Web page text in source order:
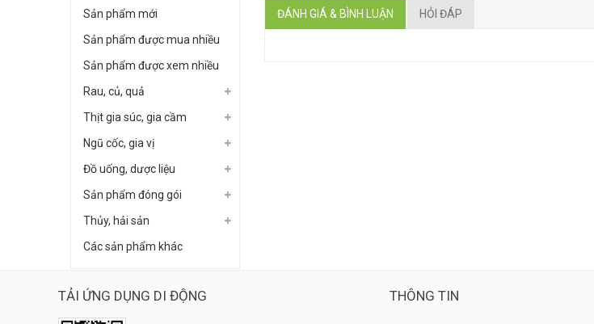
Sản phẩm mới
Sản phẩm được mua nhiều
Sản phẩm được xem nhiều
Rau, củ, quả
Thịt gia súc, gia cầm
Ngũ cốc, gia vị
Đồ uống, dược liệu
Sản phẩm đóng gói
Thủy, hải sản
Các sản phẩm khác
ĐÁNH GIÁ & BÌNH LUẬN
HỎI ĐÁP
TẢI ỨNG DỤNG DI ĐỘNG THÔNG TIN